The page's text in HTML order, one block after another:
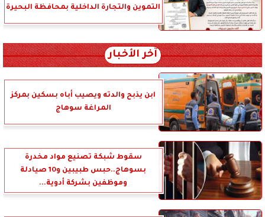
التموين والتجارة الداخلية بمحافظة البحيرة
آخر الأخبار
ابن يذبح والدته ويصيب أباه بسكين بمركز
المراغة سوهاج
سقوط شبكة تصنيع مواد مخدرة
بسوهاج..حبس طبيبين و10 صيادلة
وموظفين بشركة أدوية...